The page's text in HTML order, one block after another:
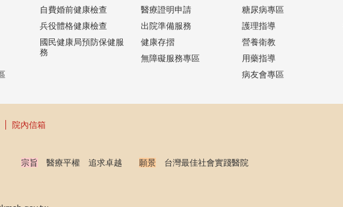
自費婚前健康檢查
兵役體格健康檢查
國民健康局預防保健服
務
醫療證明申請
出院準備服務
健康存摺
無障礙服務專區
糖尿病專區
護理指導
營養衛教
用藥指導
病友會專區
院內信箱
宗旨 醫療平權 追求卓越 願景 台灣最佳社會實踐醫院